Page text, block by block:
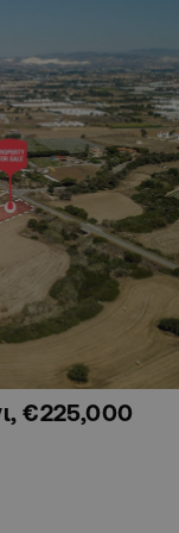
€225,000